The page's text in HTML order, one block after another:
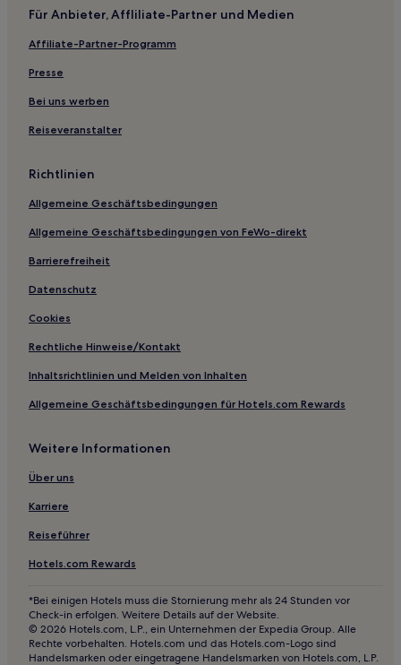
Für Anbieter, Affliliate-Partner und Medien
Affiliate-Partner-Programm
Presse
Bei uns werben
Reiseveranstalter
Richtlinien
Allgemeine Geschäftsbedingungen
Allgemeine Geschäftsbedingungen von FeWo-direkt
Barrierefreiheit
Datenschutz
Cookies
Rechtliche Hinweise/Kontakt
Inhaltsrichtlinien und Melden von Inhalten
Allgemeine Geschäftsbedingungen für Hotels.com Rewards
Weitere Informationen
Über uns
Karriere
Reiseführer
Hotels.com Rewards
*Bei einigen Hotels muss die Stornierung mehr als 24 Stunden vor
Check-in erfolgen. Weitere Details auf der Website.
© 2026 Hotels.com, L.P., ein Unternehmen der Expedia Group. Alle
Rechte vorbehalten. Hotels.com und das Hotels.com-Logo sind
Handelsmarken oder eingetragene Handelsmarken von Hotels.com, L.P.